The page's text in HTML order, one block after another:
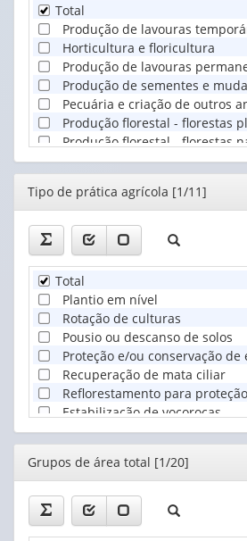
Total
Produção de lavouras
Horticultura e floricultura
Produção de lavouras
Produção de sementes e
Pecuária e criação de outros
Produção florestal - florestas
Produção florestal - florestas
Pesca
Aquicultura
Editor
Tipo de prática agrícola [1/11]
Total
Plantio em nível
Rotação de culturas
Pousio ou descanso de solos
Proteção e/ou conservação de
Recuperação de mata ciliar
Reflorestamento para
Estabilização de voçorocas
Manejo florestal
Outra
Nenhuma
Editor
Grupos de área total [1/20]